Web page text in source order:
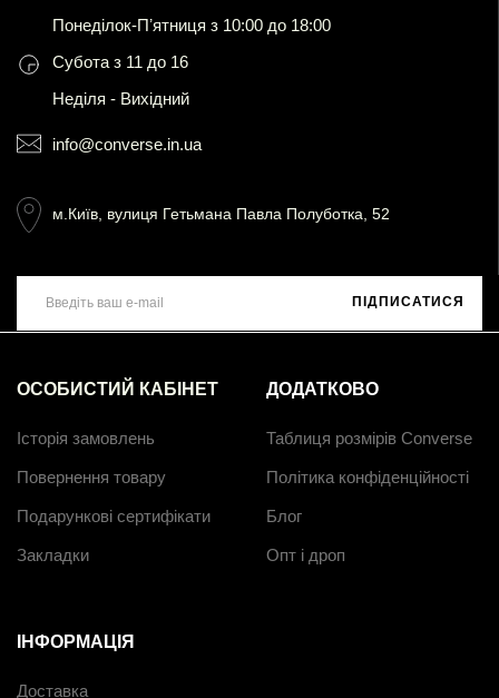
Понеділок-Пʼятниця з 10:00 до 18:00
Субота з 11 до 16
Неділя - Вихідний
info@converse.in.ua
м.Київ, вулиця Гетьмана Павла Полуботка, 52
ПІДПИСАТИСЯ
ОСОБИСТИЙ КАБІНЕТ
Історія замовлень
Повернення товару
Подарункові сертифікати
Закладки
ДОДАТКОВО
Таблиця розмірів Converse
Політика конфіденційності
Блог
Опт і дроп
ІНФОРМАЦІЯ
Доставка